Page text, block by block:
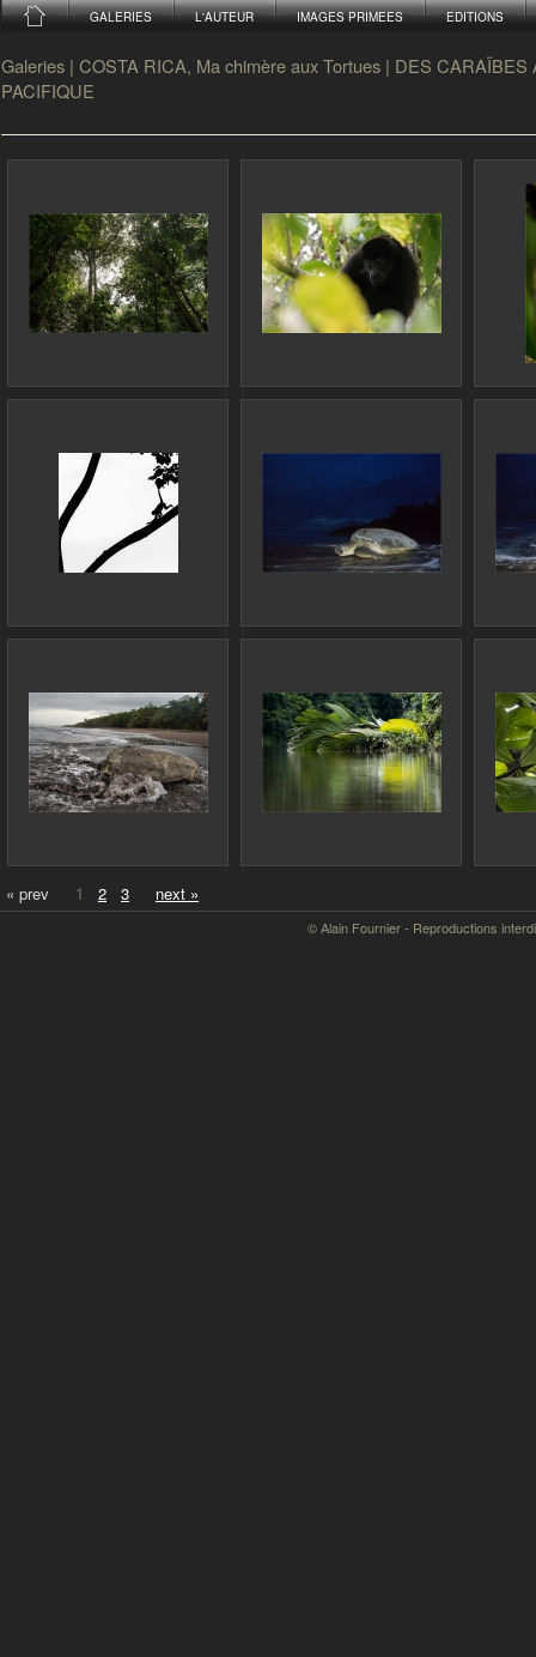
GALERIES L'AUTEUR IMAGES PRIMEES EDITIONS
Galeries | COSTA RICA, Ma chimère aux Tortues | DES CARAÏBES
PACIFIQUE
« prev 1 2 3 next »
© Alain Fournier - Reproductions